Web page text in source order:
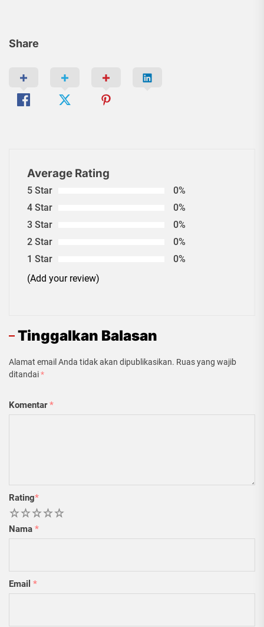
Share
Average Rating
5 Star
0%
4 Star
0%
3 Star
0%
2 Star
0%
1 Star
0%
(Add your review)
Tinggalkan Balasan
Alamat email Anda tidak akan dipublikasikan. Ruas yang wajib
ditandai*
Komentar*
Rating*
5
4
3
2
Nama *
Email *